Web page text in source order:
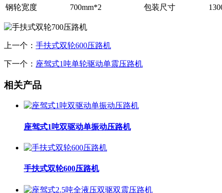
钢轮宽度
700mm*2 包装尺寸
上一个： 手扶式双轮600压路机
下一个： 座驾式1吨单轮驱动单震压路机
相关产品
座驾式1吨双驱动单振动压路机
手扶式双轮600压路机